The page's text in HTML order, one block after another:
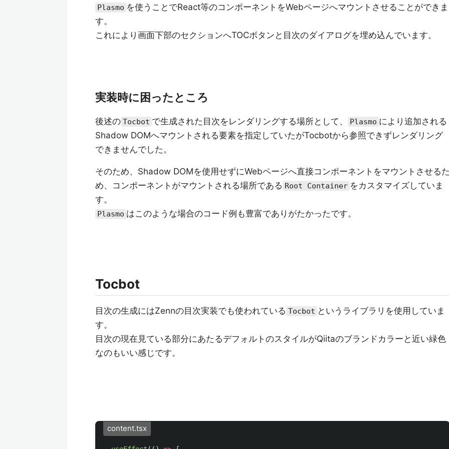
Plasmo を使うことでReact等のコンポーネントをWebページへマウントさせることができま
す。
これにより画面下部のセクションへTOCボタンと目次のダイアログを埋め込んでいます。
実装時に困ったところ
後述の Tocbot で生成された目次をレンダリングする場所として、 Plasmo により追加される
Shadow DOMへマウントされる要素を指定していたがTocbotから参照できずレンダリング
できませんでした。
そのため、Shadow DOMを使用せずにWebページへ直接コンポーネントをマウントさせる
め、コンポーネントがマウントされる場所である Root Container をカスタマイズしていま
す。
Plasmo はこのような場合のコード例も豊富でありがたかったです。
Tocbot
目次の生成にはZennの目次実装でも使われている Tocbot というライブラリを使用していま
す。
目次の現在見ている部分にあたるデフォルトのスタイルがQiitaのブランドカラーと近い緑色
なのもいい感じです。
content.tsx